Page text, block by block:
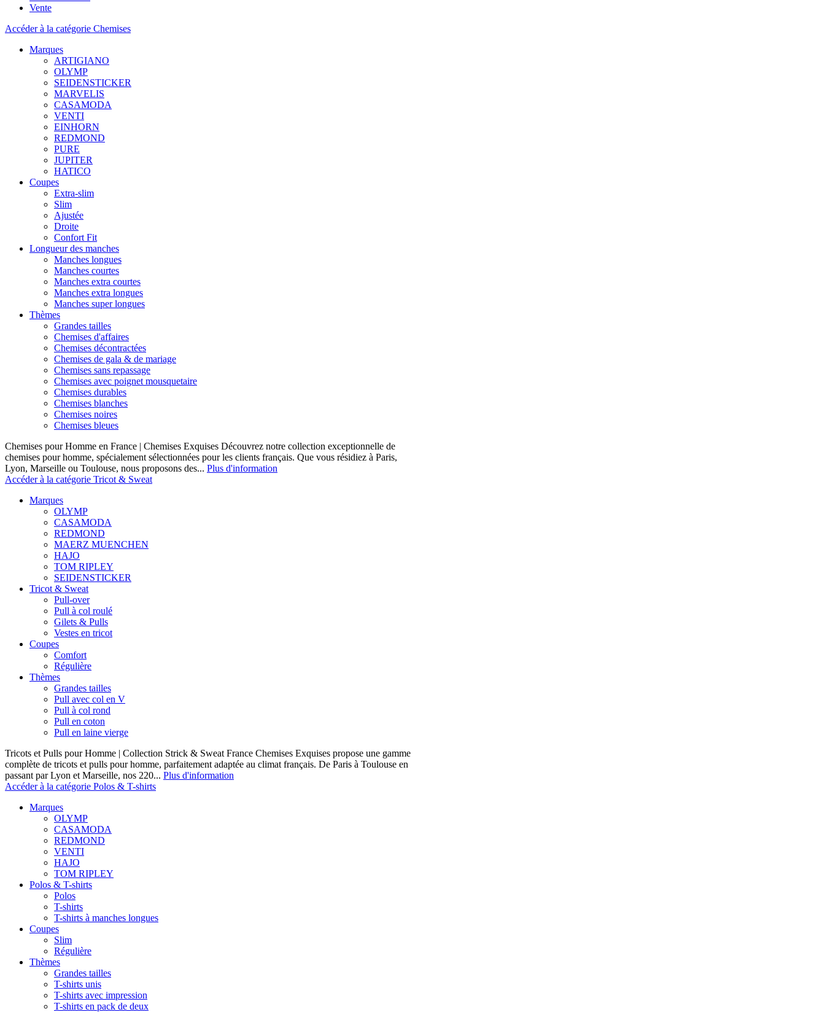
Vente
Accéder à la catégorie Chemises
Marques
ARTIGIANO
OLYMP
SEIDENSTICKER
MARVELIS
CASAMODA
VENTI
EINHORN
REDMOND
PURE
JUPITER
HATICO
Coupes
Extra-slim
Slim
Ajustée
Droite
Confort Fit
Longueur des manches
Manches longues
Manches courtes
Manches extra courtes
Manches extra longues
Manches super longues
Thèmes
Grandes tailles
Chemises d'affaires
Chemises décontractées
Chemises de gala & de mariage
Chemises sans repassage
Chemises avec poignet mousquetaire
Chemises durables
Chemises blanches
Chemises noires
Chemises bleues
Chemises pour Homme en France | Chemises Exquises Découvrez notre collection exceptionnelle de
chemises pour homme, spécialement sélectionnées pour les clients français. Que vous résidiez à Paris,
Lyon, Marseille ou Toulouse, nous proposons des... Plus d'information
Accéder à la catégorie Tricot & Sweat
Marques
OLYMP
CASAMODA
REDMOND
MAERZ MUENCHEN
HAJO
TOM RIPLEY
SEIDENSTICKER
Tricot & Sweat
Pull-over
Pull à col roulé
Gilets & Pulls
Vestes en tricot
Coupes
Comfort
Régulière
Thèmes
Grandes tailles
Pull avec col en V
Pull à col rond
Pull en coton
Pull en laine vierge
Tricots et Pulls pour Homme | Collection Strick & Sweat France Chemises Exquises propose une gamme
complète de tricots et pulls pour homme, parfaitement adaptée au climat français. De Paris à Toulouse en
passant par Lyon et Marseille, nos 220... Plus d'information
Accéder à la catégorie Polos & T-shirts
Marques
OLYMP
CASAMODA
REDMOND
VENTI
HAJO
TOM RIPLEY
Polos & T-shirts
Polos
T-shirts
T-shirts à manches longues
Coupes
Slim
Régulière
Thèmes
Grandes tailles
T-shirts unis
T-shirts avec impression
T-shirts en pack de deux